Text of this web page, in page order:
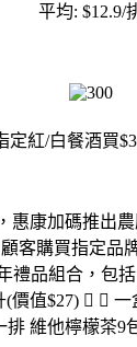
平均: $12.9/
定紅/白餐酒買
惠康加碼推出
客購買指定品
禮品組合，包
價值$27)  
排 維他檸檬茶9